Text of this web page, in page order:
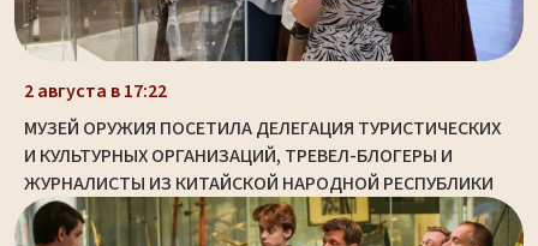
2 августа в 17:22
МУЗЕЙ ОРУЖИЯ ПОСЕТИЛА ДЕЛЕГАЦИЯ ТУРИСТИЧЕСКИХ
И КУЛЬТУРНЫХ ОРГАНИЗАЦИЙ, ТРЕВЕЛ-БЛОГЕРЫ И
ЖУРНАЛИСТЫ ИЗ КИТАЙСКОЙ НАРОДНОЙ РЕСПУБЛИКИ